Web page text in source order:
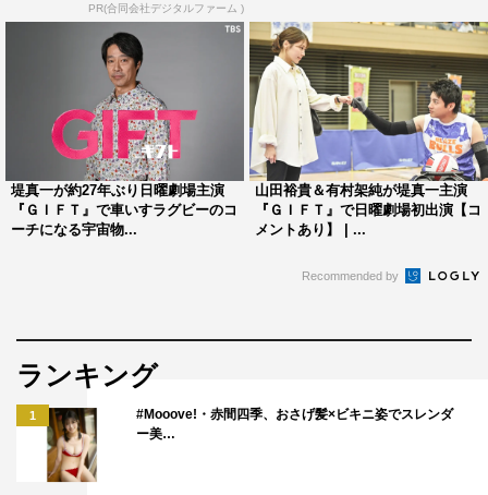
毎週（日）午後9時～9時54分
PR(合同会社デジタルファーム )
堤真一が約27年ぶり日曜劇場主演
『ＧＩＦＴ』で車いすラグビーのコ
ーチになる宇宙物...
山田裕貴＆有村架純が堤真一主演
『ＧＩＦＴ』で日曜劇場初出演【コ
メントあり】 | ...
Recommended by
ランキング
1
#Mooove!・赤間四季、おさげ髪×ビキニ姿でスレンダ
ー美…